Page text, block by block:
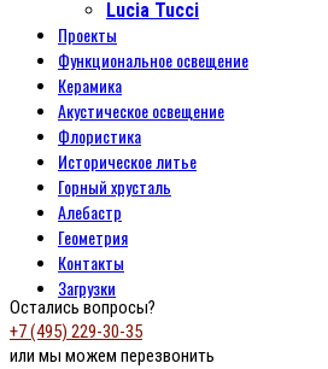
Lucia Tucci
Проекты
Функциональное освещение
Керамика
Акустическое освещение
Флористика
Историческое литье
Горный хрусталь
Алебастр
Геометрия
Контакты
Загрузки
Остались вопросы?
+7 (495) 229-30-35
или мы можем перезвонить